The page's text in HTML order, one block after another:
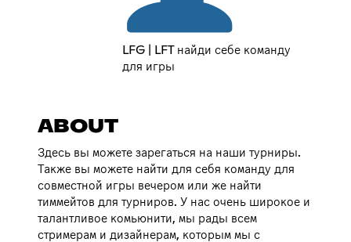
LFG | LFT найди себе команду
для игры
ABOUT
Здесь вы можете зарегаться на наши турниры.
Также вы можете найти для себя команду для
совместной игры вечером или же найти
тиммейтов для турниров. У нас очень широкое и
талантливое комьюнити, мы рады всем
стримерам и дизайнерам, которым мы с